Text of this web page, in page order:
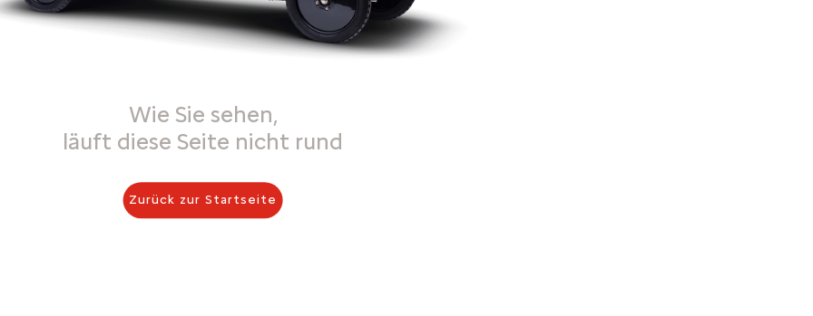
Wie Sie sehen,
läuft diese Seite nicht rund
Zurück zur Startseite